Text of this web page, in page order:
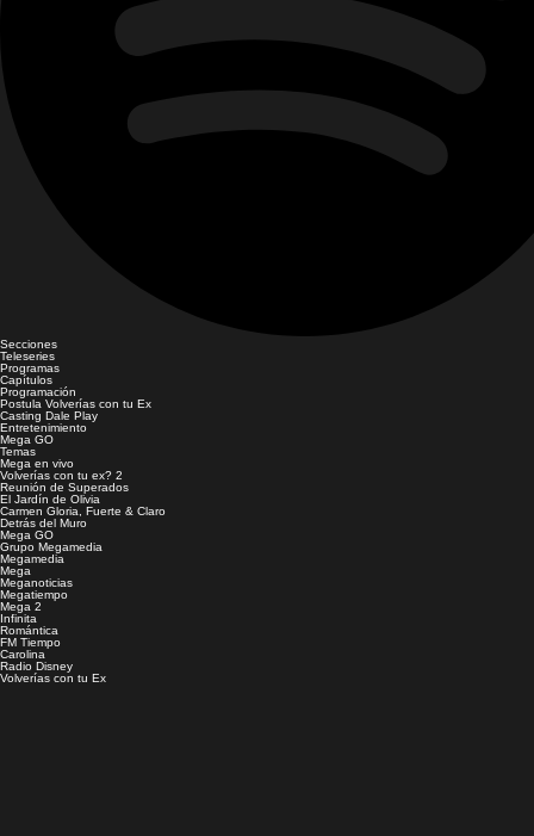
Secciones
Teleseries
Programas
Capítulos
Programación
Postula Volverías con tu Ex
Casting Dale Play
Entretenimiento
Mega GO
Temas
Mega en vivo
Volverías con tu ex? 2
Reunión de Superados
El Jardín de Olivia
Carmen Gloria, Fuerte & Claro
Detrás del Muro
Mega GO
Grupo Megamedia
Megamedia
Mega
Meganoticias
Megatiempo
Mega 2
Infinita
Romántica
FM Tiempo
Carolina
Radio Disney
Volverías con tu Ex